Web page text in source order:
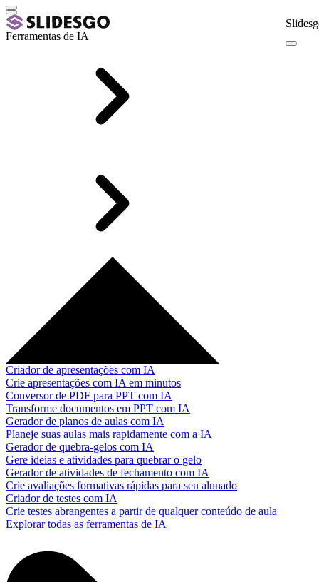
Ferramentas de IA
Criador de apresentações com IA
Crie apresentações com IA em minutos
Conversor de PDF para PPT com IA
Transforme documentos em PPT com IA
Gerador de planos de aulas com IA
Planeje suas aulas mais rapidamente com a IA
Gerador de quebra-gelos com IA
Gere ideias e atividades para quebrar o gelo
Gerador de atividades de fechamento com IA
Crie avaliações formativas rápidas para seu alunado
Criador de testes com IA
Crie testes abrangentes a partir de qualquer conteúdo de aula
Explorar todas as ferramentas de IA